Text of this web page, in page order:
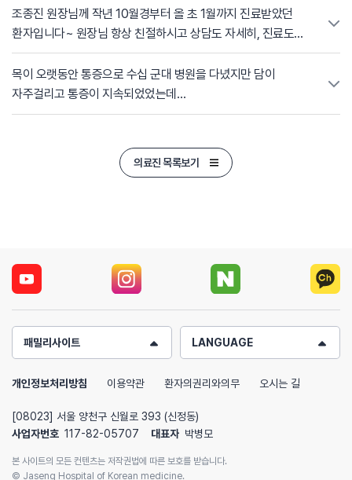
병ㅈ원은 자생한방병원이 최고 입니다. 적극 추천합니다.
조종진 원장님께 작년 10월경부터 올 초 1월까지 진료받았던
환자입니다~ 원장님 항상 친절하시고 상담도 자세히, 진료도
상세히 봐주시고 , 통증이 나아졌는지 어떤지 자세히 진료
봐주셔서 너무 너무 감사했어요^-^ 다음에 올 때도 또 원장님께
진료 받으려고요!
목이 오랫동안 통증으로 수십 군대 병원을 다녔지만 담이
자주걸리고 통증이 지속되었었는데
조종진 원장님의 주사치료 침치료 후 통증이 사라지고
의료진 목록보기
패밀리사이트 LANGUAGE
개인정보처리방침 이용약관 환자의권리와의무 오시는 길
[08023] 서울 양천구 신월로 393 (신정동)
사업자번호 117-82-05707 대표자 박병모
본 사이트의 모든 컨텐츠는 저작권법에 따른 보호를 받습니다.
© Jaseng Hospital of Korean medicine.